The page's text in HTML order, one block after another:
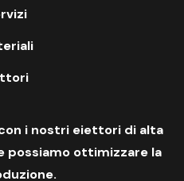
i nostri eiettori di alta
possiamo ottimizzare la